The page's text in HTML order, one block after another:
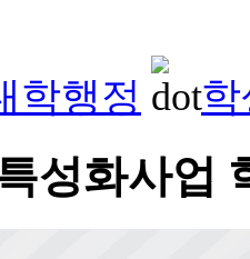
학행정 학
성화사업